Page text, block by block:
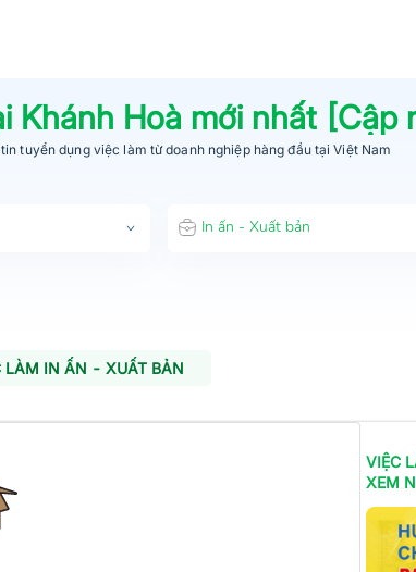
Khánh Hoà mới nhất [Cập
tuyển dụng việc làm từdoanh nghiệp hàng đầutại Việt Nam
In ấn - Xuất bản
LÀM IN ẤN - XUẤT BẢN
VIỆC
XEM